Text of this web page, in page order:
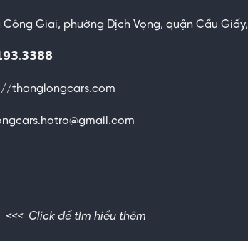
Công Giai, phường Dịch Vọng, quận Cầu Giấy,
thanglongcars.com
<<< Click để tìm hiểu thêm